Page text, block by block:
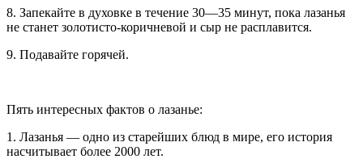
8. Запекайте в духовке в течение 30—35 минут, пока лазанья
не станет золотисто-коричневой и сыр не расплавится.
9. Подавайте горячей.
Пять интересных фактов о лазанье:
1. Лазанья — одно из старейших блюд в мире, его история
насчитывает более 2000 лет.